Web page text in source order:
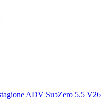
ADV SubZero 5.5 V26